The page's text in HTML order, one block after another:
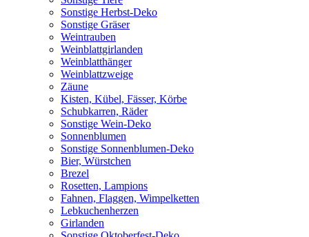
Sonstige Herbst-Deko
Sonstige Gräser
Weintrauben
Weinblattgirlanden
Weinblatthänger
Weinblattzweige
Zäune
Kisten, Kübel, Fässer, Körbe
Schubkarren, Räder
Sonstige Wein-Deko
Sonnenblumen
Sonstige Sonnenblumen-Deko
Bier, Würstchen
Brezel
Rosetten, Lampions
Fahnen, Flaggen, Wimpelketten
Lebkuchenherzen
Girlanden